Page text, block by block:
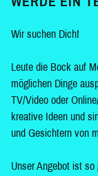
Wir suchen Dich!
Leute die Bock auf
möglichen Dinge
TV/Video oder
kreative Ideen und
und Gesichtern von
Unser Angebot ist